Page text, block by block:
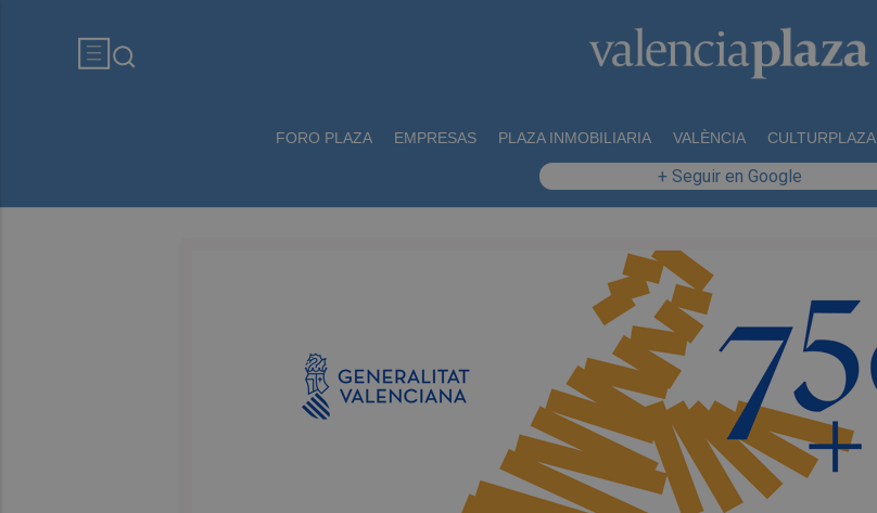
FORO PLAZA EMPRESAS PLAZA INMOBILIARIA VALÈNCIA CULTURPLAZA
+ Seguir en Google